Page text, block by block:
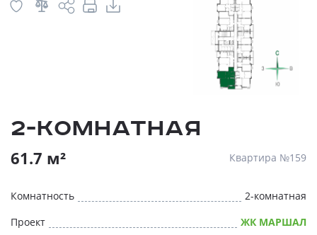
2-комнатная
61.7 м² Квартира №159
Комнатность
2-комнатная
Проект
ЖК МАРШАЛ